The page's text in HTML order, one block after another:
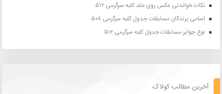
نکات خواندنی عکس روی جلد کلبه سرگرمی ۵۱۲
اسامی برندگان مسابقات جدول کلبه سرگرمی ۵۰۸
نوع جوایز مسابقات جدول کلبه سرگرمی ۵۱۲
آخرین مطالب کولاک